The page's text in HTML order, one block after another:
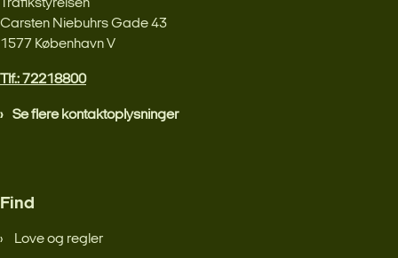
Trafikstyrelsen
Carsten Niebuhrs Gade 43
1577 København V
Tlf.: 72218800
Se flere kontaktoplysninger
Find
Love og regler